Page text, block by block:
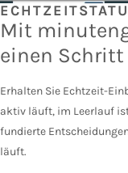
Mit
einen Schritt
Erhalten Sie Echtzeit-
aktiv läuft, im Leerlauf
fundierte
läuft.